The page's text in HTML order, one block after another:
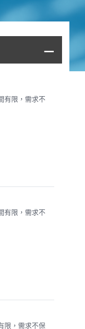
有限，需求不
有限，需求不
限，需求不保